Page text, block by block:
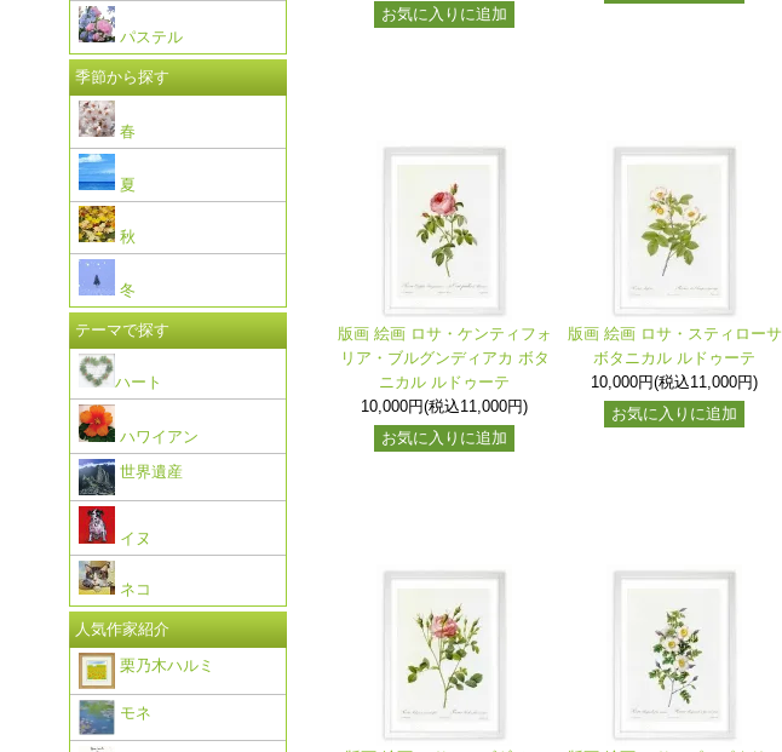
お気に入りに追加
版画 絵画 ロサ・ケンティフォ
リア・ブルグンディアカ ボタ
ニカル ルドゥーテ
10,000円(税込11,000円)
お気に入りに追加
版画 絵画 ロサ・スティローサ
ボタニカル ルドゥーテ
10,000円(税込11,000円)
お気に入りに追加
パステル
季節から探す
春
夏
秋
冬
テーマで探す
ハート
ハワイアン
世界遺産
イヌ
ネコ
人気作家紹介
栗乃木ハルミ
モネ